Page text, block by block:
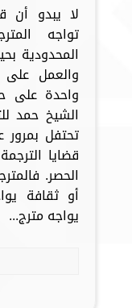
لا يبدو أن
تواجه
المحدودية
والعمل
واحدة على
الشيخ حمد
تحتفل
قضايا
الحصر.
أو ثقافة
يواجه مترج...